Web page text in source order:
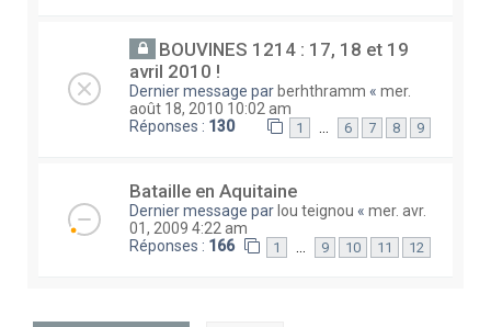
BOUVINES 1214 : 17, 18 et 19
avril 2010 !
Dernier message parberhthramm « mer.
août 18, 2010 10:02 am
Réponses : 130 1 6 7 8 9
Bataille en Aquitaine
Dernier message par lou teignou « mer. avr.
01, 2009 4:22 am
Réponses : 166 1 9 10 11 12